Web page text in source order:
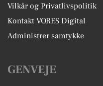
Vilkår og Privatlivspolitik
Kontakt VORES Digital
Administrer samtykke
GENVEJE